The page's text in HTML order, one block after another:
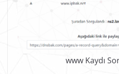
www Kaydı